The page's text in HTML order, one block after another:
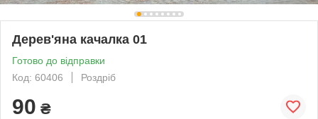
Дерев'яна качалка 01
Готово до відправки
Код: 60406
Роздріб
90 ₴